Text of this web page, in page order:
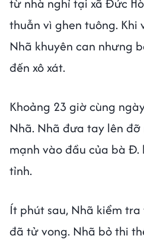
thuẫn vì ghen tuông. Khi
Nhã khuyên can nhưng
đến xô xát.
Khoảng 23 giờ cùng
Nhã. Nhã đưa tay lên
mạnh vào đầu của bà
tỉnh.
Ít phút sau, Nhã kiểm
đã tử vong. Nhã bỏ thi